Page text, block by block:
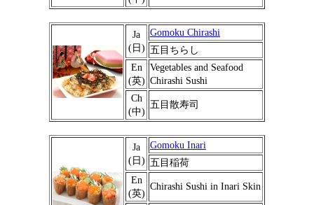
Ja
(日)
Gomoku Chirashi
五目ちらし
En
(英)
Vegetables and Seafood
Chirashi Sushi
Ch
(中)
五目散寿司
Ja
(日)
Gomoku Inari
五目稲荷
En
(英)
Chirashi Sushi in Inari Skin